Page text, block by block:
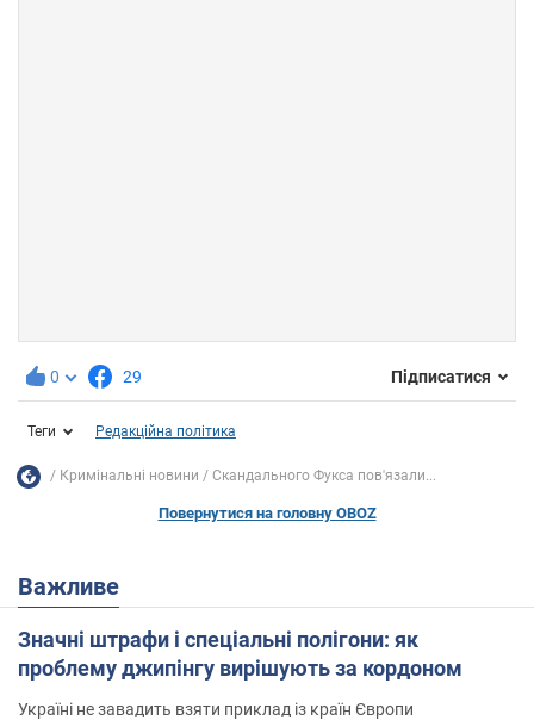
0 29 Підписатися
Теги Редакційна політика
Кримінальні новини Скандального Фукса пов'язали...
Повернутися на головну OBOZ
Важливе
Значні штрафи і спеціальні полігони: як
проблему джипінгу вирішують за кордоном
Україні не завадить взяти приклад із країн Європи